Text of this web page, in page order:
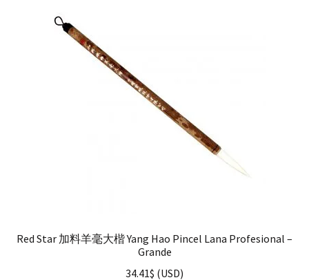
Red Star 加料羊毫大楷 Yang Hao Pincel Lana Profesional –
Grande
34.41$ (USD)